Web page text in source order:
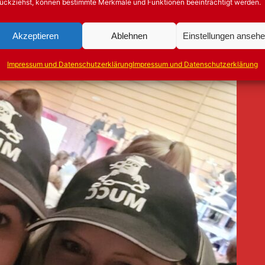
können bestimmte Merkmale und Funktionen beeinträchtigt werden.
Akzeptieren Ablehnen Einstellungen
Impressum und DatenschutzerklärungImpressum und Datenschutzerklärung